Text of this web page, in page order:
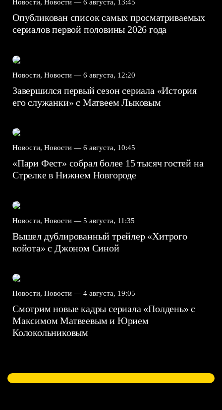
Новости, Новости — 6 августа, 13:45
Опубликован список самых просматриваемых
сериалов первой половины 2026 года
Новости, Новости — 6 августа, 12:20
Завершился первый сезон сериала «История
его служанки» с Матвеем Лыковым
Новости, Новости — 6 августа, 10:45
«Пари Фест» собрал более 15 тысяч гостей на
Стрелке в Нижнем Новгороде
Новости, Новости — 5 августа, 11:35
Вышел дублированный трейлер «Хитрого
койота» с Джоном Синой
Новости, Новости — 4 августа, 19:05
Смотрим новые кадры сериала «Полдень» с
Максимом Матвеевым и Юрием
Колокольниковым